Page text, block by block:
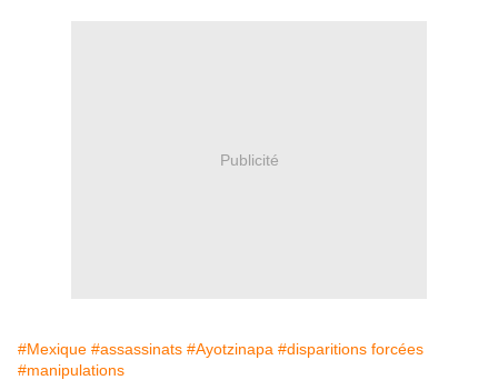
Publicité
#Mexique #assassinats #Ayotzinapa #disparitions forcées
#manipulations